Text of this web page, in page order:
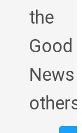
the
Good
News